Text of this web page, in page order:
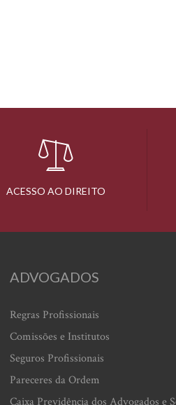
ACESSO AO DIREITO
ADVOGADOS
Regras Profissionais
Comissões e Institutos
Seguros Profissionais
Pareceres da Ordem
Caixa Previdência dos Advogados e